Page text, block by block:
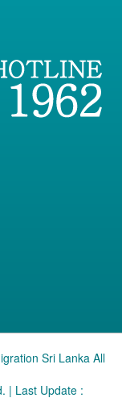
Sri Lanka All
| Last Update :